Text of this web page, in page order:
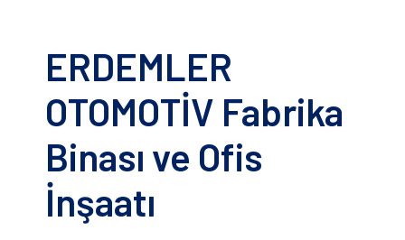
ERDEMLER
OTOMOTİV Fabrika
Binası ve Ofis
İnşaatı